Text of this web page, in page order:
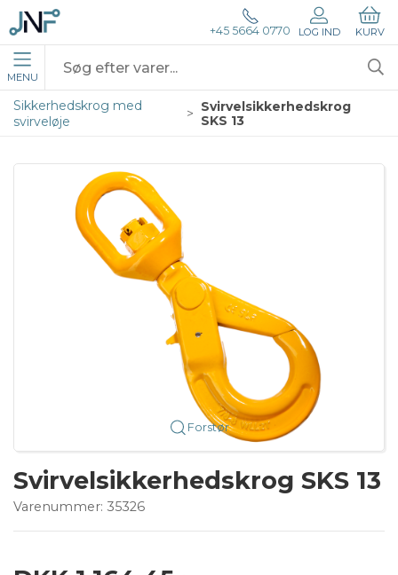
+45 5664 0770 LOG IND KURV
MENU
Sikkerhedskrog med
svirveløje
Svirvelsikkerhedskrog
SKS 13
Forstør
Svirvelsikkerhedskrog SKS 13
Varenummer: 35326